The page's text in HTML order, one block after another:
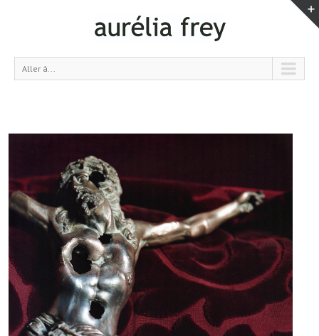
Aller à...